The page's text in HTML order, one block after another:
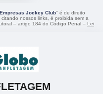
Jockey Club" é de direito
nossos links, é proibida sem a
– artigo 184 do Código Penal – Lei